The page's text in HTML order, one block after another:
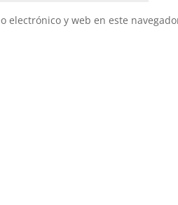
electrónico y web en este